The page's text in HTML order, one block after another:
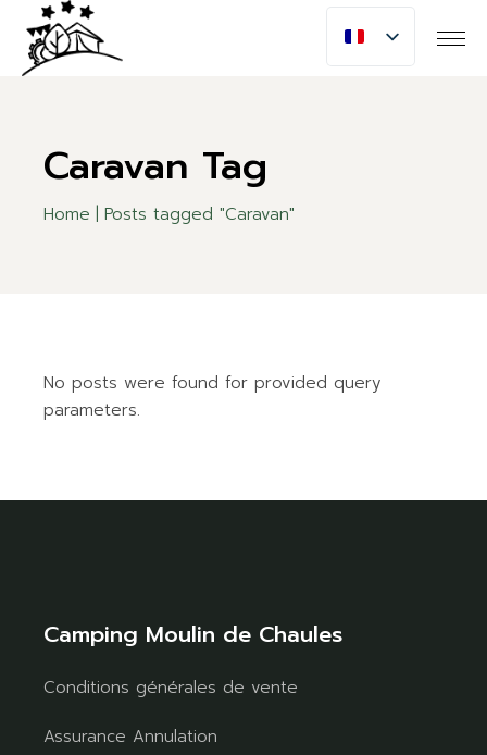
content
Caravan Tag
Home Posts tagged "Caravan"
No posts were found for provided query
parameters.
Camping Moulin de Chaules
Conditions générales de vente
Assurance Annulation